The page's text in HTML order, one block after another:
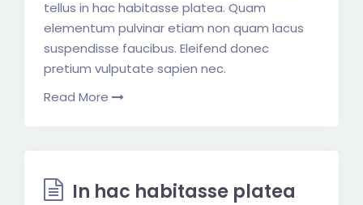
tellus in hac habitasse platea. Quam
elementum pulvinar etiam non quam lacus
suspendisse faucibus. Eleifend donec
pretium vulputate sapien nec.
Read More
In hac habitasse platea